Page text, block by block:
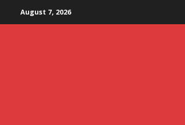
August 7, 2026